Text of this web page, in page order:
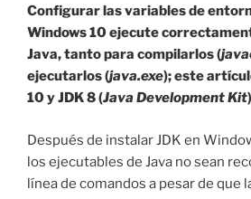
Configurar las variables de
Windows 10 ejecute
Java, tanto para compilarlos (
ejecutarlos (java.exe); este
10 y JDK 8 (Java Development Kit)
Después de instalar JDK en
los ejecutables de Java no sean
línea de comandos a pesar de que